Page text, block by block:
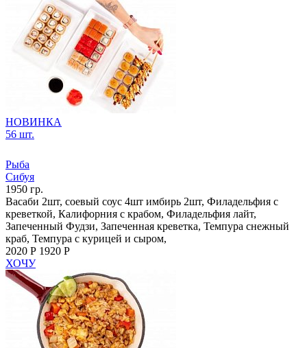
НОВИНКА
56 шт.
Рыба
Сибуя
1950 гр.
Васаби 2шт, соевый соус 4шт имбирь 2шт, Филадельфия с
креветкой, Калифорния с крабом, Филадельфия лайт,
Запеченный Фудзи, Запеченная креветка, Темпура снежный
краб, Темпура с курицей и сыром,
2020 Р 1920 Р
ХОЧУ